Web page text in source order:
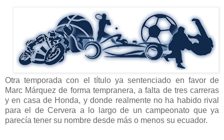
Otra temporada con el título ya sentenciado en favor de
Marc Márquez de forma tempranera, a falta de tres carreras
y en casa de Honda, y donde realmente no ha habido rival
para el de Cervera a lo largo de un campeonato que ya
parecía tener su nombre desde más o menos su ecuador.